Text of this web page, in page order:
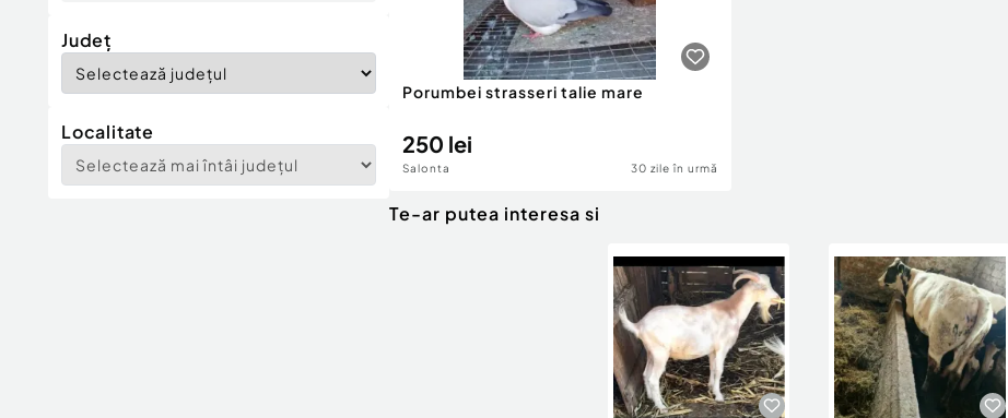
Județ
Localitate
Porumbei strasseri talie mare
250 lei
Salonta 30 zile în urmă
Te-ar putea interesa si